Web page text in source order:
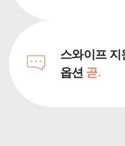
스와이프 지
옵션 곧.